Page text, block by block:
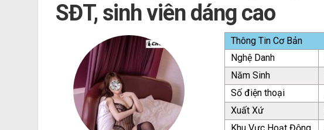
SĐT, sinh viên dáng cao
Thông Tin Cơ Bản
Nghệ Danh
Năm Sinh
Số điện thoại
Xuất Xứ